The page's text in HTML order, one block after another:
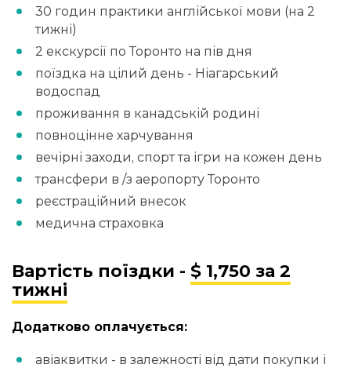
30 годин практики англійської мови (на 2
тижні)
2 екскурсії по Торонто на пів дня
поїздка на цілий день - Ніагарський
водоспад
проживання в канадській родині
повноцінне харчування
вечірні заходи, спорт та ігри на кожен день
трансфери в /з аеропорту Торонто
реєстраційний внесок
медична страховка
Вартість поїздки - $ 1,750 за 2
тижні
Додатково оплачується:
авіаквитки - в залежності від дати покупки і